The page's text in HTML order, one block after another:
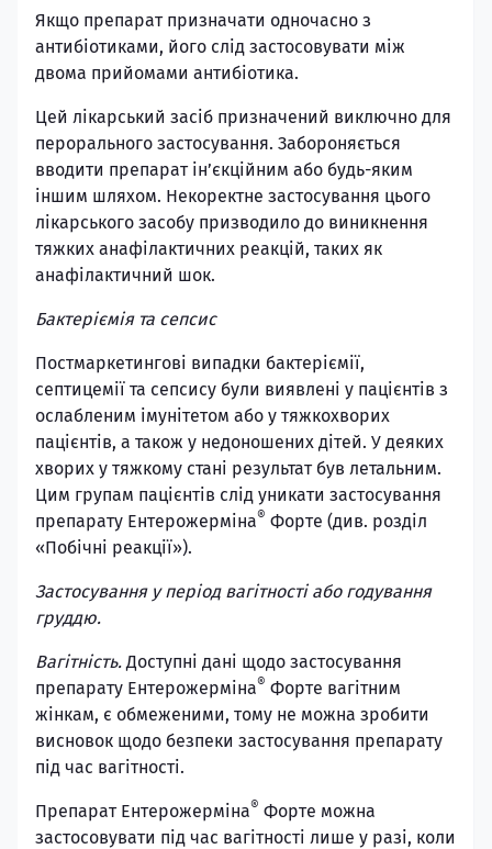
Якщо препарат призначати одночасно з
антибіотиками, його слід застосовувати між
двома прийомами антибіотика.
Цей лікарський засіб призначений виключно для
перорального застосування. Забороняється
вводити препарат ін’єкційним або будь-яким
іншим шляхом. Некоректне застосування цього
лікарського засобу призводило до виникнення
тяжких анафілактичних реакцій, таких як
анафілактичний шок.
Бактеріємія та сепсис
Постмаркетингові випадки бактеріємії,
септицемії та сепсису були виявлені у пацієнтів з
ослабленим імунітетом або у тяжкохворих
пацієнтів, а також у недоношених дітей. У деяких
хворих у тяжкому стані результат був летальним.
Цим групам пацієнтів слід уникати застосування
препарату Ентерожерміна® Форте (див. розділ
«Побічні реакції»).
Застосування у період вагітності або годування
груддю.
Вагітність. Доступні дані щодо застосування
препарату Ентерожерміна® Форте вагітним
жінкам, є обмеженими, тому не можна зробити
висновок щодо безпеки застосування препарату
під час вагітності.
Препарат Ентерожерміна® Форте можна
застосовувати під час вагітності лише у разі, коли